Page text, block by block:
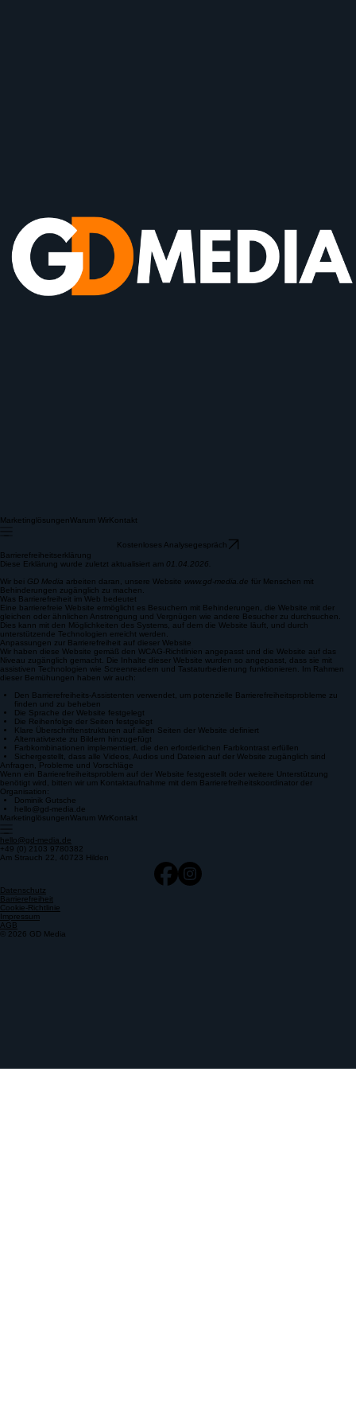
Barrierefreiheitserklärung
Wir bei GD Mediaarbeiten daran, unsere Website
Behinderungen zugänglich zu machen.
Was Barrierefreiheit im Web bedeutet
Eine barrierefreie Website ermöglicht es Besuchern mit Behinderungen, die Website mit der
gleichen oder ähnlichen Anstrengung und Vergnügen wie andere Besucher zu durchsuchen.
Dies kann mit den Möglichkeiten des Systems, auf dem die Website läuft, und durch
unterstützende Technologien erreicht werden.
Anpassungen zur Barrierefreiheit auf dieser Website
Wir haben diese Website gemäß den WCAG-Richtlinien angepasst und die Website auf das
Niveau zugänglich gemacht. Die Inhalte dieser Website wurden so angepasst, dass sie mit
assistiven Technologien wie Screenreadern und Tastaturbedienung funktionieren. Im Rahmen
Den Barrierefreiheits-Assistenten verwendet, um potenzielle Barrierefreiheitsprobleme zu
finden und zu beheben
Die Sprache der Website festgelegt
Die Reihenfolge der Seiten festgelegt
Klare Überschriftenstrukturen auf allen Seiten der Website definiert
Alternativtexte zu Bildern hinzugefügt
Farbkombinationen implementiert, die den erforderlichen Farbkontrast erfüllen
Sichergestellt, dass alle Videos, Audios und Dateien auf der Website zugänglich sind
Anfragen, Probleme und Vorschläge
Wenn ein Barrierefreiheitsproblem auf der Website festgestellt oder weitere Unterstützung
benötigt wird, bitten wir um Kontaktaufnahme mit dem Barrierefreiheitskoordinator der
Organisation:
Dominik Gutsche
hello@gd-media.de
hello@gd-media.de
+49 (0) 2103 9780382
Datenschutz
Barrierefreiheit
Cookie-Richtlinie
Impressum
AGB